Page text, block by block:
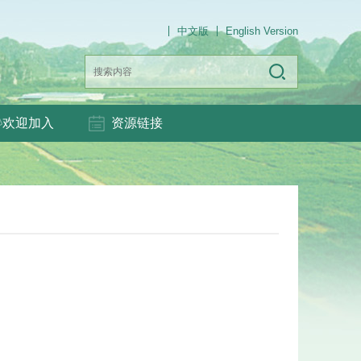
中文版 English Version
欢迎加入 资源链接